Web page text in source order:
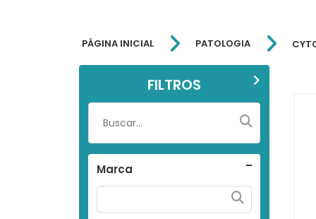
PÁGINA INICIAL PATOLOGIA
FILTROS
Marca